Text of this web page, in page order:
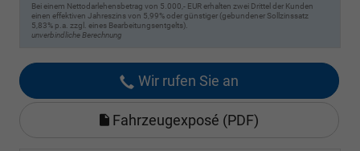
Bei einem Nettodarlehensbetrag von 5.000,- EUR erhalten zwei Drittel der Kunden
einen effektiven Jahreszins von 5,99% oder günstiger (gebundener Sollzinssatz
5,83% p.a. zzgl. eines Bearbeitungsentgelts).
unverbindliche Berechnung
Wir rufen Sie an
Fahrzeugexposé (PDF)